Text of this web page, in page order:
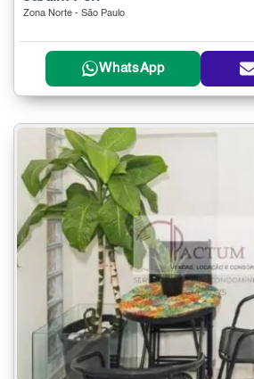
Zona Norte - São Paulo
WhatsApp